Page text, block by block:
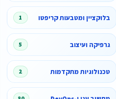
בלוקציין ומטבעות קריפטו 1
גרפיקה ועיצוב 5
טכנולוגיות מתקדמות 2